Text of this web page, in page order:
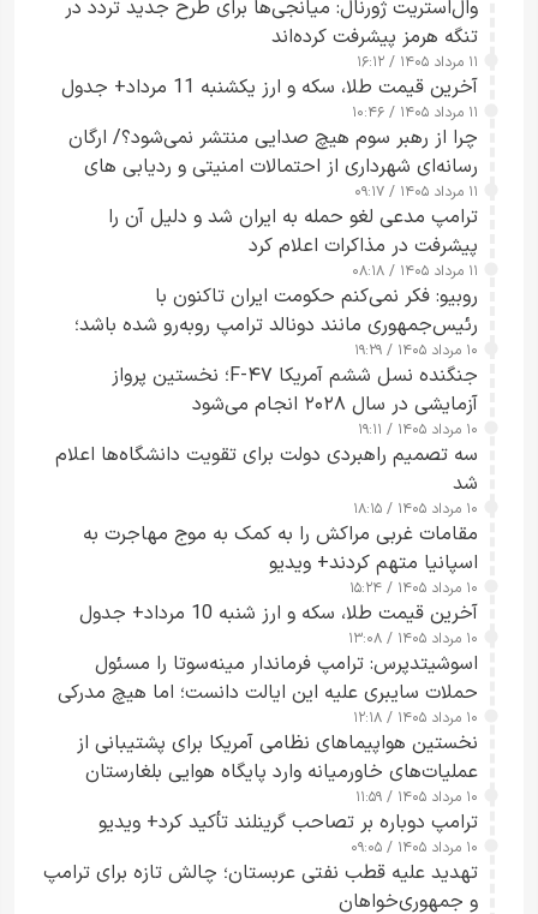
وال‌استریت ژورنال: میانجی‌ها برای طرح جدید تردد در
تنگه هرمز پیشرفت کرده‌اند
۱۱ مرداد ۱۴۰۵ / ۱۶:۱۲
آخرین قیمت طلا، سکه و ارز یکشنبه 11 مرداد+ جدول
۱۱ مرداد ۱۴۰۵ / ۱۰:۴۶
چرا از رهبر سوم هیچ صدایی منتشر نمی‌شود؟/ ارگان
رسانه‌ای شهرداری از احتمالات امنیتی و ردیابی های
جاسوسی گفت
۱۱ مرداد ۱۴۰۵ / ۰۹:۱۷
ترامپ مدعی لغو حمله به ایران شد و دلیل آن را
پیشرفت در مذاکرات اعلام کرد
۱۱ مرداد ۱۴۰۵ / ۰۸:۱۸
روبیو: فکر نمی‌کنم حکومت ایران تاکنون با
رئیس‌جمهوری مانند دونالد ترامپ روبه‌رو شده باشد؛
کسی که واقعاً دست به اقدام می‌زند
۱۰ مرداد ۱۴۰۵ / ۱۹:۲۹
جنگنده نسل ششم آمریکا F-۴۷؛ نخستین پرواز
آزمایشی در سال ۲۰۲۸ انجام می‌شود
۱۰ مرداد ۱۴۰۵ / ۱۹:۱۱
سه تصمیم راهبردی دولت برای تقویت دانشگاه‌ها اعلام
شد
۱۰ مرداد ۱۴۰۵ / ۱۸:۱۵
مقامات غربی مراکش را به کمک به موج مهاجرت به
اسپانیا متهم کردند+ ویدیو
۱۰ مرداد ۱۴۰۵ / ۱۵:۲۴
آخرین قیمت طلا، سکه و ارز شنبه 10 مرداد+ جدول
۱۰ مرداد ۱۴۰۵ / ۱۳:۰۸
اسوشیتدپرس: ترامپ فرماندار مینه‌سوتا را مسئول
حملات سایبری علیه این ایالت دانست؛ اما هیچ مدرکی
ارائه نکرد
۱۰ مرداد ۱۴۰۵ / ۱۲:۱۸
نخستین هواپیماهای نظامی آمریکا برای پشتیبانی از
عملیات‌های خاورمیانه وارد پایگاه هوایی بلغارستان
شدند
۱۰ مرداد ۱۴۰۵ / ۱۱:۵۹
ترامپ دوباره بر تصاحب گرینلند تأکید کرد+ ویدیو
۱۰ مرداد ۱۴۰۵ / ۰۹:۰۵
تهدید علیه قطب نفتی عربستان؛ چالش تازه برای ترامپ
و جمهوری‌خواهان